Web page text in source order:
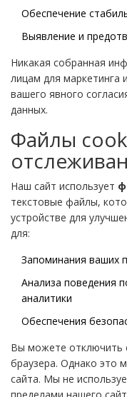
Обеспечение
Выявление и
Никакая собранная
лицам для маркетинга
вашего явного
данных.
Файлы
Наш сайт использует
текстовые файлы,
устройстве для
для:
Запоминания ваших
Анализа поведения
аналитики
Обеспечения
Вы можете отключить
браузера. Однако это
сайта. Мы не